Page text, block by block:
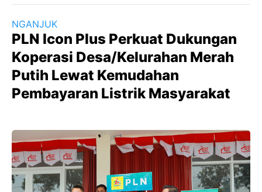
NGANJUK
PLN Icon Plus Perkuat Dukungan
Koperasi Desa/Kelurahan Merah
Putih Lewat Kemudahan
Pembayaran Listrik Masyarakat